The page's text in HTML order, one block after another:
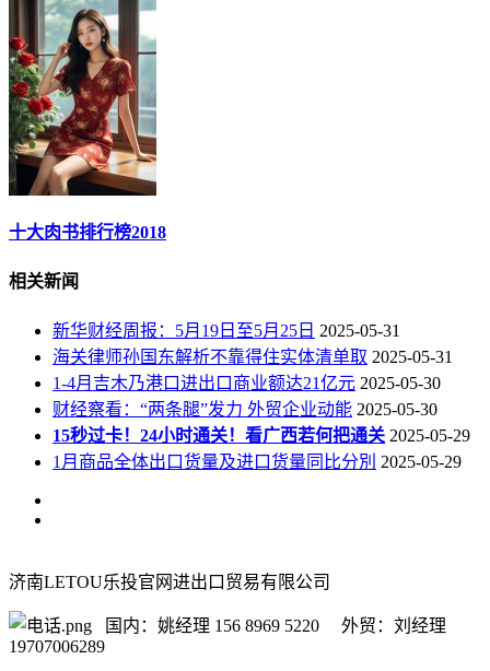
十大肉书排行榜2018
相关新闻
新华财经周报：5月19日至5月25日 2025-05-31
海关律师孙国东解析不靠得住实体清单取 2025-05-31
1-4月吉木乃港口进出口商业额达21亿元 2025-05-30
财经察看：“两条腿”发力 外贸企业动能 2025-05-30
15秒过卡！24小时通关！看广西若何把通关 2025-05-29
1月商品全体出口货量及进口货量同比分別 2025-05-29
济南LETOU乐投官网进出口贸易有限公司
国内：姚经理 156 8969 5220 外贸：刘经理
19707006289